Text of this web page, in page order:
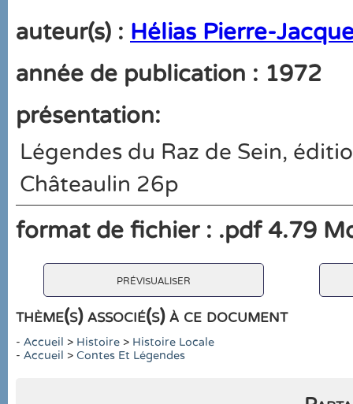
auteur(s) : Hélias Pierre-
année de publication : 1972
présentation:
Légendes du Raz de Sein,
Châteaulin 26p
format de fichier : .pdf 4.79
prévisualiser
thème(s) associé(s) à ce document
- Accueil > Histoire > Histoire Locale
- Accueil > Contes Et Légendes